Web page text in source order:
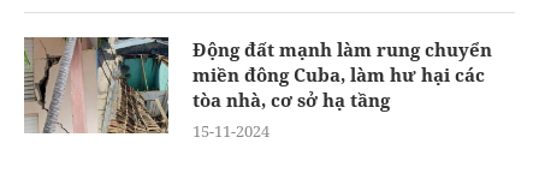
Động đất mạnh làm rung chuyển
miền đông Cuba, làm hư hại các
tòa nhà, cơ sở hạ tầng
15-11-2024